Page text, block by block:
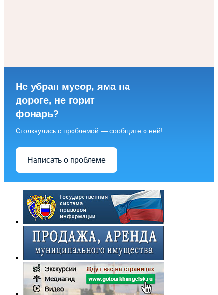
Не убран мусор, яма на
дороге, не горит
фонарь?
Столкнулись с проблемой — сообщите о ней!
Написать о проблеме